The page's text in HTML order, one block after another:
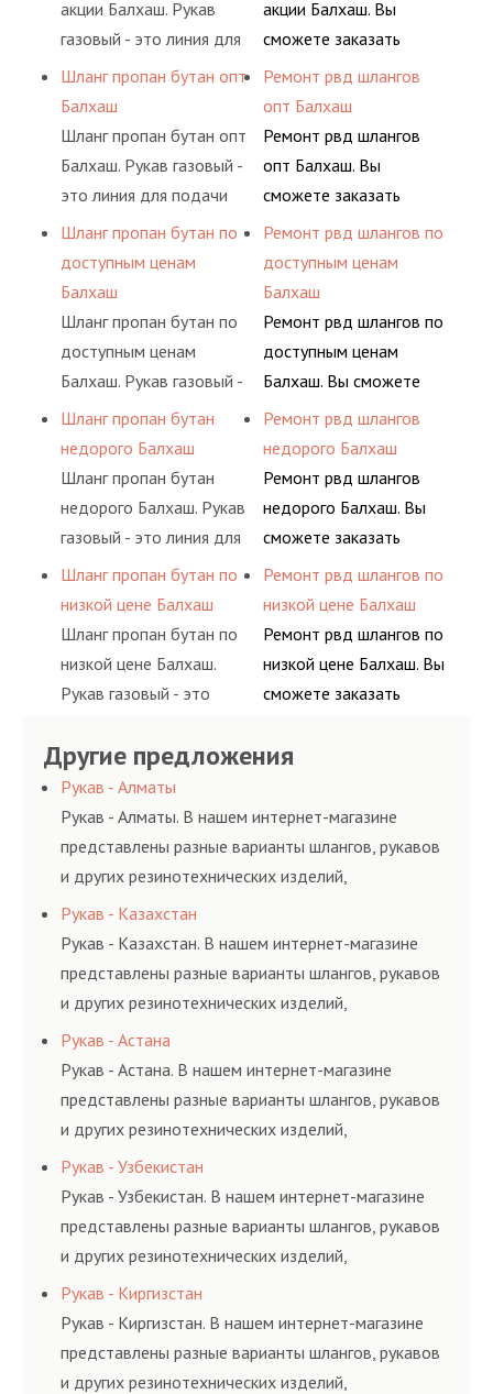
пропан, бутан,
определенными
акции Балхаш. Рукав
газовый - это линия для
подачи сжатого
воздуха и различных
типов сжиженного газа
(кислород, аргон, метан,
пропан, бутан,
определенными
элементами системы.
Шланг пропан бутан опт
Балхаш
Шланг пропан бутан опт
Балхаш. Рукав газовый -
это линия для подачи
сжатого воздуха и
различных типов
сжиженного газа
(кислород, аргон, метан,
пропан, бутан,
ацетилен) между
элементами системы.
Шланг пропан бутан по
доступным ценам
Балхаш
Шланг пропан бутан по
доступным ценам
Балхаш. Рукав газовый -
это линия для подачи
сжатого воздуха и
различных типов
сжиженного газа
(кислород, аргон, метан,
ацетилен) между
определенными
элементами системы.
Шланг пропан бутан
недорого Балхаш
Шланг пропан бутан
недорого Балхаш. Рукав
газовый - это линия для
подачи сжатого
воздуха и различных
типов сжиженного газа
(кислород, аргон, метан,
пропан, бутан,
элементами системы.
Шланг пропан бутан по
низкой цене Балхаш
Шланг пропан бутан по
низкой цене Балхаш.
Рукав газовый - это
сжатого воздуха и
различных типов
сжиженного газа
(кислород, аргон, метан,
пропан, бутан,
комплексного
гидросистем Вашего
акции Балхаш. Вы
сможете заказать
сервис РВД на разовой
основе либо на
условиях
долговременного
комплексного
гидросистем Вашего
предприятия.
Ремонт рвд шлангов
опт Балхаш
Ремонт рвд шлангов
опт Балхаш. Вы
сможете заказать
сервис РВД на разовой
основе либо на
условиях
долговременного
комплексного
обслуживания
предприятия.
Ремонт рвд шлангов по
доступным ценам
Балхаш
Ремонт рвд шлангов по
доступным ценам
Балхаш. Вы сможете
заказать сервис РВД на
разовой основе либо на
условиях
долговременного
комплексного
гидросистем Вашего
предприятия.
Ремонт рвд шлангов
недорого Балхаш
Ремонт рвд шлангов
недорого Балхаш. Вы
сможете заказать
сервис РВД на разовой
основе либо на
условиях
долговременного
комплексного
Ремонт рвд шлангов по
низкой цене Балхаш
Ремонт рвд шлангов по
низкой цене Балхаш. Вы
сможете заказать
основе либо на
долговременного
комплексного
обслуживания
Другие предложения
Рукав - Алматы
Рукав - Алматы. В нашем интернет-магазине
представлены разные варианты шлангов, рукавов
и других резинотехнических изделий,
соответствующих ГОСТам, техническим условиям
и нормативам.
Рукав - Казахстан
Рукав - Казахстан. В нашем интернет-магазине
представлены разные варианты шлангов, рукавов
и других резинотехнических изделий,
соответствующих ГОСТам, техническим условиям
и нормативам.
Рукав - Астана
Рукав - Астана. В нашем интернет-магазине
представлены разные варианты шлангов, рукавов
и других резинотехнических изделий,
соответствующих ГОСТам, техническим условиям
и нормативам.
Рукав - Узбекистан
Рукав - Узбекистан. В нашем интернет-магазине
представлены разные варианты шлангов, рукавов
и других резинотехнических изделий,
соответствующих ГОСТам, техническим условиям
и нормативам.
Рукав - Киргизстан
Рукав - Киргизстан. В нашем интернет-магазине
представлены разные варианты шлангов, рукавов
и других резинотехнических изделий,